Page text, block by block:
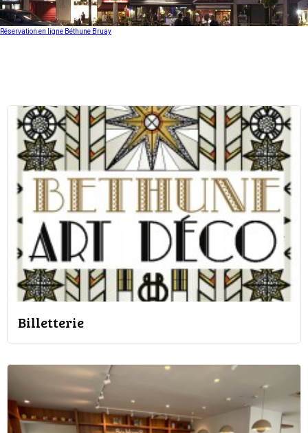
Réservation en ligne Béthune Bruay
Billetterie